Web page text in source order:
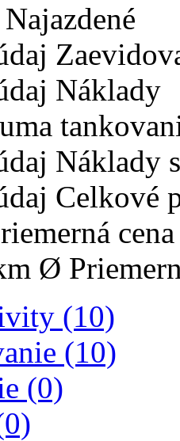
Najazdené
Náklady
Náklady
Celkové
Ø
(10)
(10)
(0)